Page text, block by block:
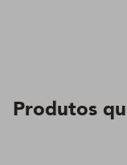
Produtos